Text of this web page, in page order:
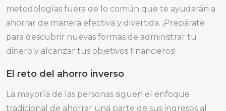
metodologías fuera de lo común que te ayudarán a
ahorrar de manera efectiva y divertida. ¡Prepárate
para descubrir nuevas formas de administrar tu
dinero y alcanzar tus objetivos financieros!
El reto del ahorro inverso
La mayoría de las personas siguen el enfoque
tradicional de ahorrar una parte de sus ingresos al